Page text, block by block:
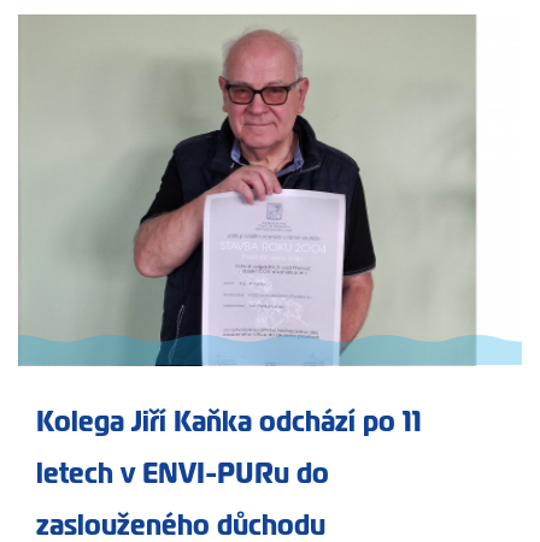
Kolega Jiří Kaňka odchází po 11
letech v ENVI-PURu do
zaslouženého důchodu